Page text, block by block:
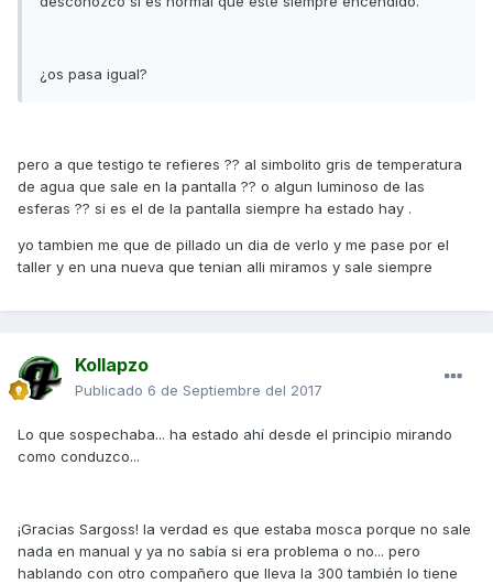
¿os pasa igual?
pero a que testigo te refieres ?? al simbolito gris de temperatura
de agua que sale en la pantalla ?? o algun luminoso de las
esferas ?? si es el de la pantalla siempre ha estado hay .
yo tambien me que de pillado un dia de verlo y me pase por el
taller y en una nueva que tenian alli miramos y sale siempre
Kollapzo
Publicado 6 de Septiembre del 2017
Lo que sospechaba... ha estado ahí desde el principio mirando
como conduzco...
¡Gracias Sargoss! la verdad es que estaba mosca porque no sale
nada en manual y ya no sabía si era problema o no... pero
hablando con otro compañero que lleva la 300 también lo tiene